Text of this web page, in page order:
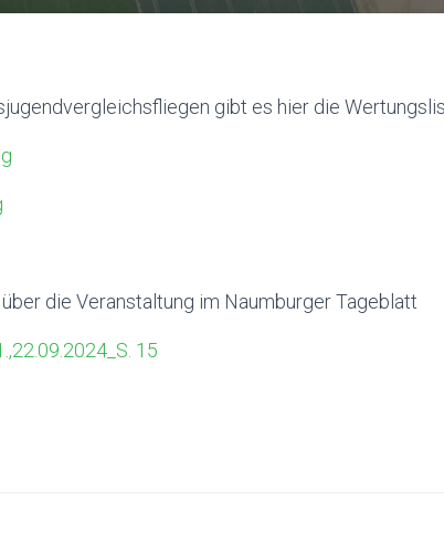
gibt es hier die
die Veranstaltung im Naumburger Tageblatt
15